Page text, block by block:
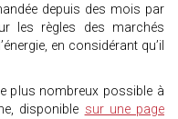
depuis des mois par
les règles des marchés
en considérant qu’il
plus nombreux possible à
disponible sur une page